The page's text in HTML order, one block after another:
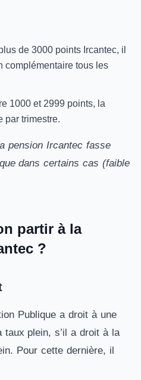
de 3000 points Ircantec, il
complémentaire tous les
1000 et 2999 points, la
par trimestre.
pension Ircantec fasse
dans certains cas (faible
partir à la
?
Publique a droit à une
taux plein, s’il a droit à la
Pour cette dernière, il